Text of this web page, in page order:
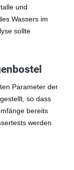
und
Wassers im
sollte
Parameter der
so dass
bereits
werden